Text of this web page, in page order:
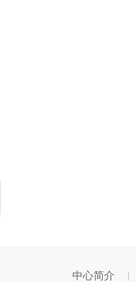
中心简介